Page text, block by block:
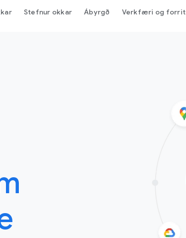
Stefnur okkar Ábyrgð Verkfæri og forrit